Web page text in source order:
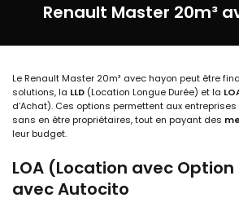
Renault Master 20m³
Le Renault Master 20m³ avec hayon peut être
solutions, la LLD (Location Longue Durée) et la
d’Achat). Ces options permettent aux
sans en être propriétaires, tout en payant des
leur budget.
LOA (Location avec Option
avec Autocito